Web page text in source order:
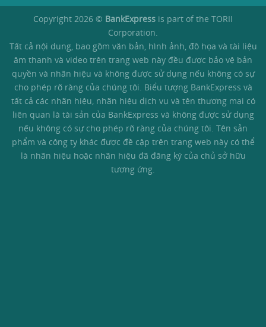
Copyright 2026 © BankExpress is part of the TORII
Corporation.
Tất cả nội dung, bao gồm văn bản, hình ảnh, đồ họa và tài liệu
âm thanh và video trên trang web này đều được bảo vệ bản
quyền và nhãn hiệu và không được sử dụng nếu không có sự
cho phép rõ ràng của chúng tôi. Biểu tượng BankExpress và
tất cả các nhãn hiệu, nhãn hiệu dịch vụ và tên thương mại có
liên quan là tài sản của BankExpress và không được sử dụng
nếu không có sự cho phép rõ ràng của chúng tôi. Tên sản
phẩm và công ty khác được đề cập trên trang web này có thể
là nhãn hiệu hoặc nhãn hiệu đã đăng ký của chủ sở hữu
tương ứng.